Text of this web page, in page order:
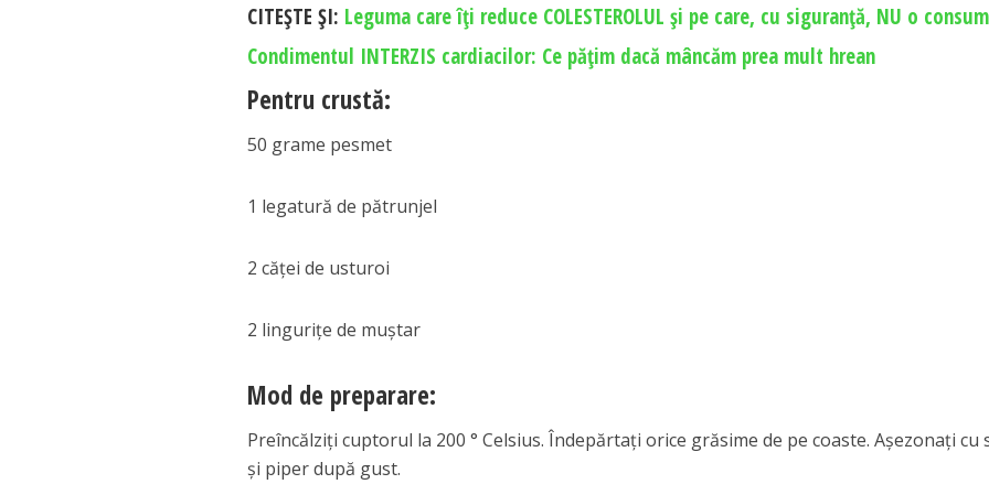
CITEŞTE ŞI: Leguma care îți reduce COLESTEROLUL și pe care, cu siguranță, NU o
Condimentul INTERZIS cardiacilor: Ce păţim dacă mâncăm prea mult hrean
Pentru crustă:
50 grame pesmet
1 legatură de pătrunjel
2 căţei de usturoi
2 linguriţe de muştar
Mod de preparare:
Preîncălziţi cuptorul la 200 ° Celsius. Îndepărtaţi orice grăsime de pe coaste. Aşezonaţi cu
şi piper după gust.